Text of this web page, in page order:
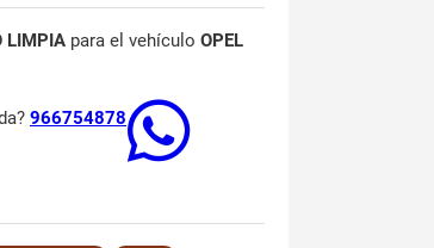
LIMPIA para el vehículo OPEL
966754878